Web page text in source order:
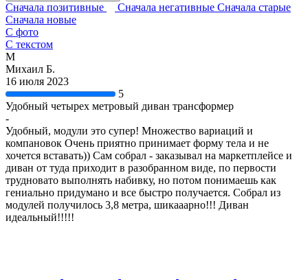
Сначала позитивные Сначала негативные Сначала старые
Сначала новые
С фото
С текстом
М
Михаил Б.
16 июля 2023
5
Удобный четырех метровый диван трансформер
-
Удобный, модули это супер! Множество вариаций и
компановок Очень приятно принимает форму тела и не
хочется вставать)) Сам собрал - заказывал на маркетплейсе и
диван от туда приходит в разобранном виде, по первости
трудновато выполнять набивку, но потом понимаешь как
гениально придумано и все быстро получается. Собрал из
модулей получилось 3,8 метра, шикааарно!!! Диван
идеальный!!!!!